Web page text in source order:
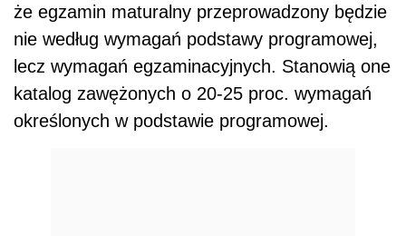
że egzamin maturalny przeprowadzony będzie
nie według wymagań podstawy programowej,
lecz wymagań egzaminacyjnych. Stanowią one
katalog zawężonych o 20-25 proc. wymagań
określonych w podstawie programowej.